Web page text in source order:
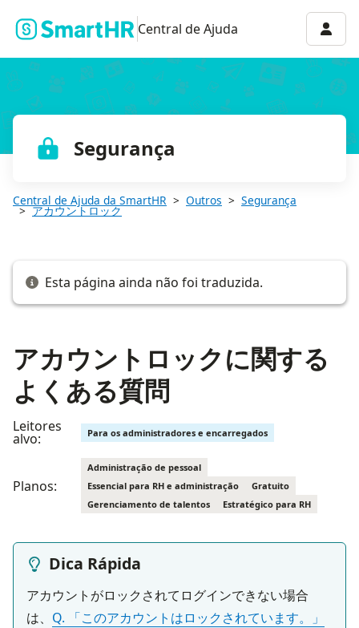
Central de Ajuda
Segurança
Central de Ajuda da SmartHR Outros Segurança
アカウントロック
Esta página ainda não foi traduzida.
アカウントロックに関する
よくある質問
Leitores
alvo: Para os administradores e encarregados
Planos:
Administração de pessoal
Essencial para RH e administração
Gratuito
Gerenciamento de talentos
Estratégico para RH
Dica Rápida
アカウントがロックされてログインできない場合
は、 Q. 「このアカウントはロックされています。」